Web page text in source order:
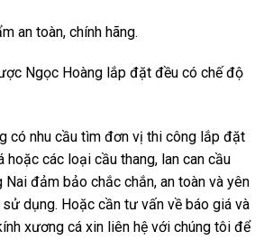
an toàn, chính hãng.
Ngọc Hoàng lắp đặt đều có chế độ
có nhu cầu tìm đơn vị thi công lắp đặt
hoặc các loại cầu thang, lan can cầu
đảm bảo chắc chắn, an toàn và yên
dụng. Hoặc cần tư vấn về báo giá và
xương cá xin liên hệ với chúng tôi để